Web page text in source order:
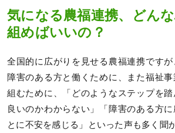
気になる農福連携、どん
組めばいいの？
全国的に広がりを見せる農福連携です
障害のある方と働くために、また福祉
組むために、「どのようなステップを
良いのかわからない」「障害のある方
とに不安を感じる」といった声も多く聞